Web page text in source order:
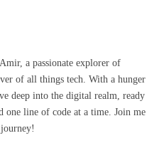
a passionate explorer of
of all things tech. With a hunger
deep into the digital realm, ready
one line of code at a time. Join me